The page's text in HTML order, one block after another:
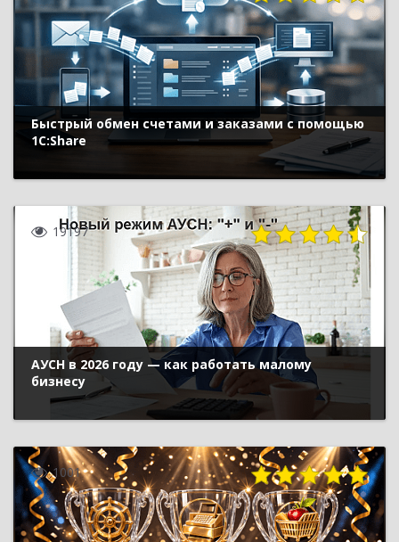
Быстрый обмен счетами и заказами с помощью
1С:Share
19197
АУСН в 2026 году — как работать малому
бизнесу
1001